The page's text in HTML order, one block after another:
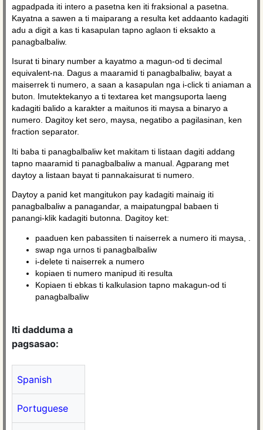
agpadpada iti intero a pasetna ken iti fraksional a pasetna.
Kayatna a sawen a ti maiparang a resulta ket addaanto kadagiti
adu a digit a kas ti kasapulan tapno aglaon ti eksakto a
panagbalbaliw.
Isurat ti binary number a kayatmo a magun-od ti decimal
equivalent-na. Dagus a maaramid ti panagbalbaliw, bayat a
maiserrek ti numero, a saan a kasapulan nga i-click ti aniaman a
buton. Imutektekanyo a ti textarea ket mangsuporta laeng
kadagiti balido a karakter a maitunos iti maysa a binaryo a
numero. Dagitoy ket sero, maysa, negatibo a pagilasinan, ken
fraction separator.
Iti baba ti panagbalbaliw ket makitam ti listaan ​​dagiti addang
tapno maaramid ti panagbalbaliw a manual. Agparang met
daytoy a listaan ​​bayat ti pannakaisurat ti numero.
Daytoy a panid ket mangitukon pay kadagiti mainaig iti
panagbalbaliw a panagandar, a maipatungpal babaen ti
panangi-klik kadagiti butonna. Dagitoy ket:
paaduen ken pabassiten ti naiserrek a numero iti maysa, .
swap nga urnos ti panagbalbaliw
i-delete ti naiserrek a numero
kopiaen ti numero manipud iti resulta
Kopiaen ti ebkas ti kalkulasion tapno makagun-od ti
panagbalbaliw
Iti dadduma a
pagsasao:
Spanish
Portuguese